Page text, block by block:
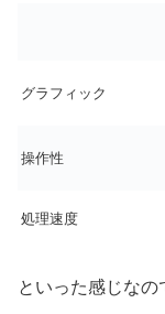
グラフィック
操作性
処理速度
といった感じなの